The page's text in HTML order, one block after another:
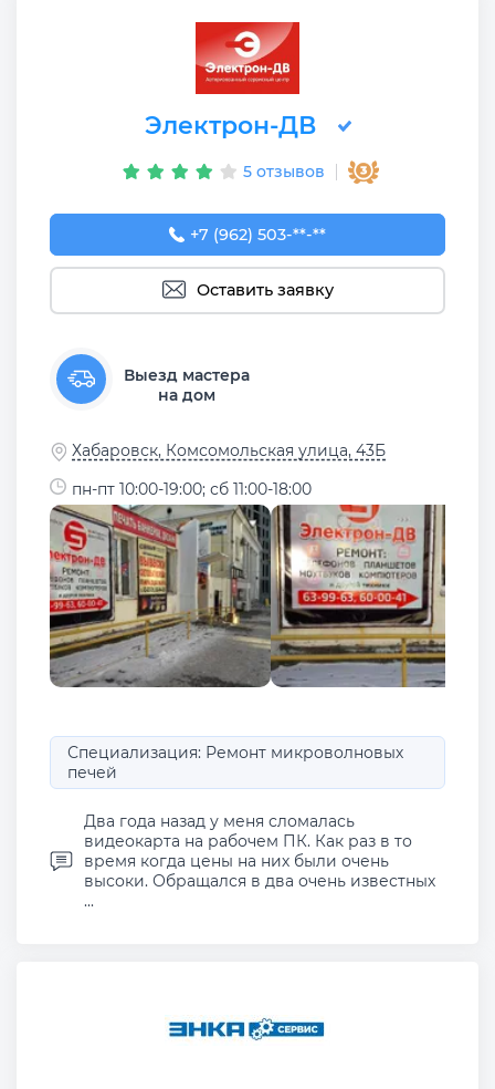
Электрон-ДВ
5 отзывов
+7 (962) 503-99-63
+7 (962) 503-**-**
Оставить заявку
Выезд мастера
на дом
Хабаровск, Комсомольская улица, 43Б
пн-пт 10:00-19:00; сб 11:00-18:00
Специализация: Ремонт микроволновых
печей
Два года назад у меня сломалась
видеокарта на рабочем ПК. Как раз в то
время когда цены на них были очень
высоки. Обращался в два очень известных
...